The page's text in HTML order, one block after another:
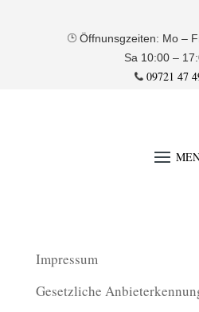
Öffnunsgzeiten: Mo –
Sa 10:00 –
09721 47
Impressum
Gesetzliche